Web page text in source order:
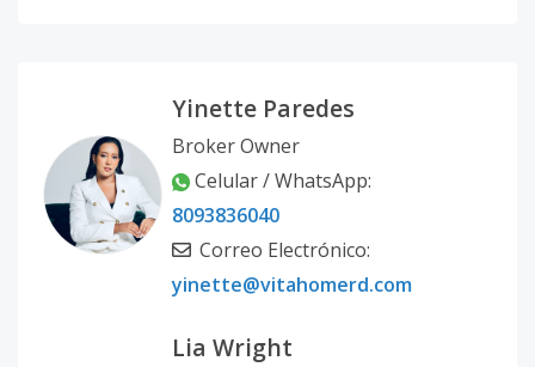
Yinette Paredes
Broker Owner
Celular / WhatsApp:
8093836040
Correo Electrónico:
yinette@vitahomerd.com
Lia Wright